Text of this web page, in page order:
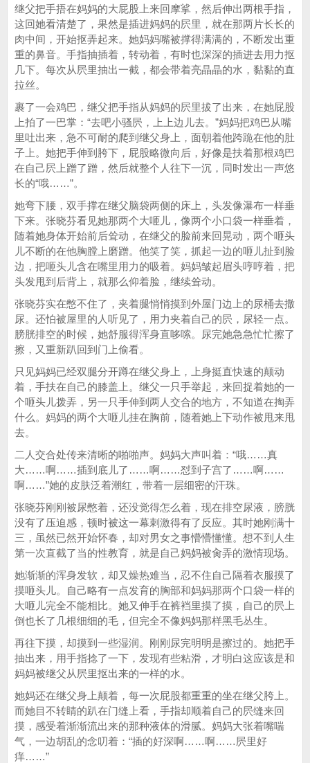
继父把手捂在妈妈的大屁股上来回摩挲，然后伸出两根手指，
这回她看清楚了，果然是插进妈妈的屄里，就在那两片长长的
肉中间，开始抠弄起来。她妈妈嘴被撑得满满的，不断发出重
重的鼻音。手指抽插着，转动着，有时也深深的插进去用力抠
几下。每次从屄里抽出一截，都会带着亮晶晶的水，黏黏的直
拉丝。
裹了一会鸡巴，继父把手指从妈妈的屄里拔了出来，在她屁股
上拍了一巴掌：“去吧小骚屄，上上边儿去。”妈妈把鸡巴从嘴
里吐出来，急不可耐的爬到继父身上，面朝着他跨跪在他的肚
子上。她把手伸到胯下，屁股略微向后，好像是扶着那根鸡巴
在自己屄上蹭了蹭，然后就整个人往下一沉，同时发出一声悠
长的“哦……”。
她弯下腰，双手撑在继父脑袋两侧的床上，头发像瀑布一样垂
下来。张晓芬看见她那两个大咂儿，像两个小口袋一样垂着，
随着她身体开始前后耸动，在继父的脸前来回晃动，两个咂头
儿不断的在他胸膛上磨蹭。他笑了笑，抓起一边的咂儿扯到脸
边，把咂头儿含在嘴里用力的吸着。妈妈皱起眉头哼哼着，把
头发甩到后背上，就那么仰着脸，继续耸动。
张晓芬实在憋不住了，夹着腿悄悄摸到外屋门边上的尿桶去撒
尿。还怕被屋里的人听见了，用力夹着自己的屄，尿轻一点。
膀胱排空的时候，她舒服得浑身直哆嗦。尿完她急急忙忙擦了
擦，又重新趴回到门上偷看。
只见妈妈已经双腿分开蹲在继父身上，上身挺直快速的颠动
着，手扶在自己的膝盖上。继父一只手举起，来回捉着她的一
个咂头儿拨弄，另一只手伸到两人交合的地方，不知道在掏弄
什么。妈妈的两个大咂儿挂在胸前，随着她上下动作被甩来甩
去。
二人交合处传来清晰的啪啪声。妈妈大声叫着：“哦……真
大……啊……插到底儿了……啊……怼到子宫了……啊……
啊……”她的皮肤泛着潮红，带着一层细密的汗珠。
张晓芬刚刚被尿憋着，还没觉得怎么着，现在排空尿液，膀胱
没有了压迫感，顿时被这一幕刺激得有了反应。其时她刚满十
三，虽然已然开始怀春，却对男女之事懵懵懂懂。想不到人生
第一次直截了当的性教育，就是自己妈妈被肏弄的激情现场。
她渐渐的浑身发软，却又燥热难当，忍不住自己隔着衣服摸了
摸咂头儿。自己略有一点发育的胸部和妈妈那两个口袋一样的
大咂儿完全不能相比。她又伸手在裤裆里摸了摸，自己的屄上
倒也长了几根细细的毛，但完全不像妈妈那样黑毛丛生。
再往下摸，却摸到一些湿润。刚刚尿完明明是擦过的。她把手
抽出来，用手指捻了一下，发现有些粘滑，才明白这应该是和
妈妈被继父从屄里抠出来的一样的水。
她妈还在继父身上颠着，每一次屁股都重重的坐在继父胯上。
而她目不转睛的趴在门缝上看，手指却顺着自己的屄缝来回
摸，感受着渐渐流出来的那种液体的滑腻。妈妈大张着嘴喘
气，一边胡乱的念叨着：“插的好深啊……啊……屄里好
痒……”